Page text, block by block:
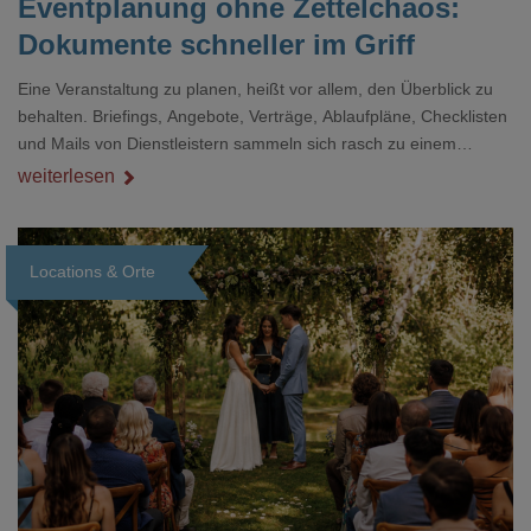
Eventplanung ohne Zettelchaos:
Dokumente schneller im Griff
Eine Veranstaltung zu planen, heißt vor allem, den Überblick zu
behalten. Briefings, Angebote, Verträge, Ablaufpläne, Checklisten
und Mails von Dienstleistern sammeln sich rasch zu einem
unübersichtlichen Stapel. Wer schon einmal kurz vor einem Event
Dokument gesucht hat, kennt das mulmige Gefühl.
weiterlesen
Locations & Orte